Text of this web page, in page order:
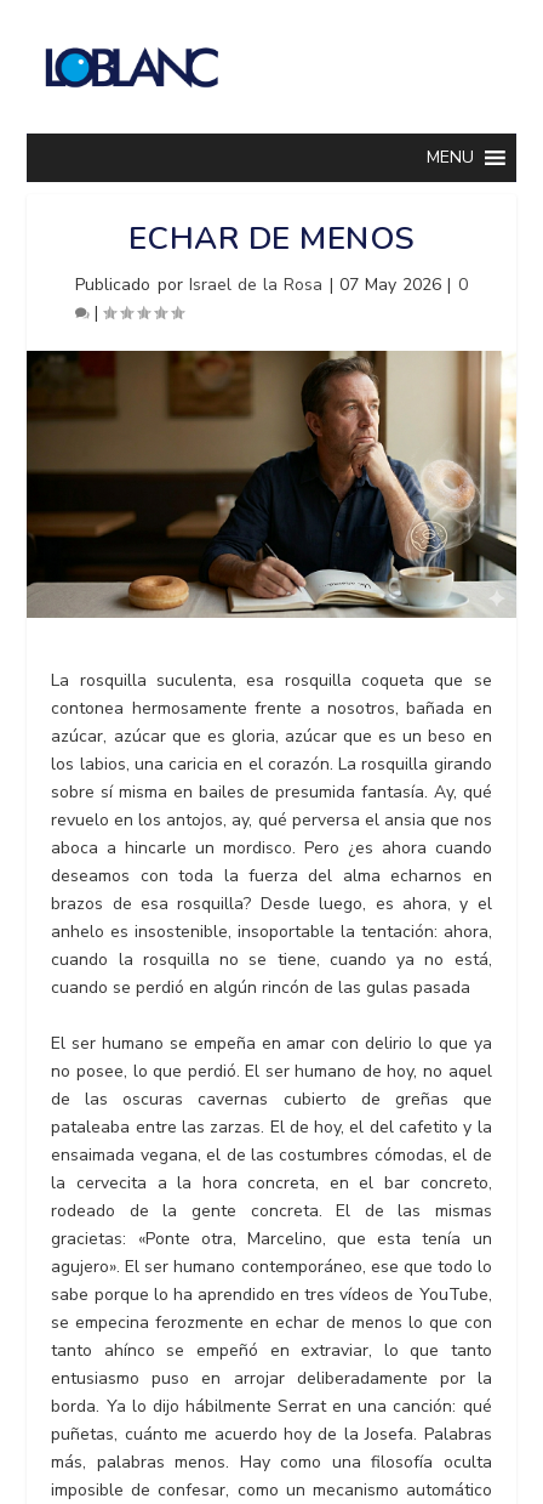
MENU
ECHAR DE MENOS
Publicado por Israel de la Rosa | 07 May 2026 | 0
|
La rosquilla suculenta, esa rosquilla coqueta que se
contonea hermosamente frente a nosotros, bañada en
azúcar, azúcar que es gloria, azúcar que es un beso en
los labios, una caricia en el corazón. La rosquilla girando
sobre sí misma en bailes de presumida fantasía. Ay, qué
revuelo en los antojos, ay, qué perversa el ansia que nos
aboca a hincarle un mordisco. Pero ¿es ahora cuando
deseamos con toda la fuerza del alma echarnos en
brazos de esa rosquilla? Desde luego, es ahora, y el
anhelo es insostenible, insoportable la tentación: ahora,
cuando la rosquilla no se tiene, cuando ya no está,
cuando se perdió en algún rincón de las gulas pasada
El ser humano se empeña en amar con delirio lo que ya
no posee, lo que perdió. El ser humano de hoy, no aquel
de las oscuras cavernas cubierto de greñas que
pataleaba entre las zarzas. El de hoy, el del cafetito y la
ensaimada vegana, el de las costumbres cómodas, el de
la cervecita a la hora concreta, en el bar concreto,
rodeado de la gente concreta. El de las mismas
gracietas: «Ponte otra, Marcelino, que esta tenía un
agujero». El ser humano contemporáneo, ese que todo lo
sabe porque lo ha aprendido en tres vídeos de YouTube,
se empecina ferozmente en echar de menos lo que con
tanto ahínco se empeñó en extraviar, lo que tanto
entusiasmo puso en arrojar deliberadamente por la
borda. Ya lo dijo hábilmente Serrat en una canción: qué
puñetas, cuánto me acuerdo hoy de la Josefa. Palabras
más, palabras menos. Hay como una filosofía oculta
imposible de confesar, como un mecanismo automático